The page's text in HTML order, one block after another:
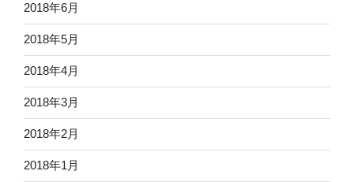
2018年6月
2018年5月
2018年4月
2018年3月
2018年2月
2018年1月